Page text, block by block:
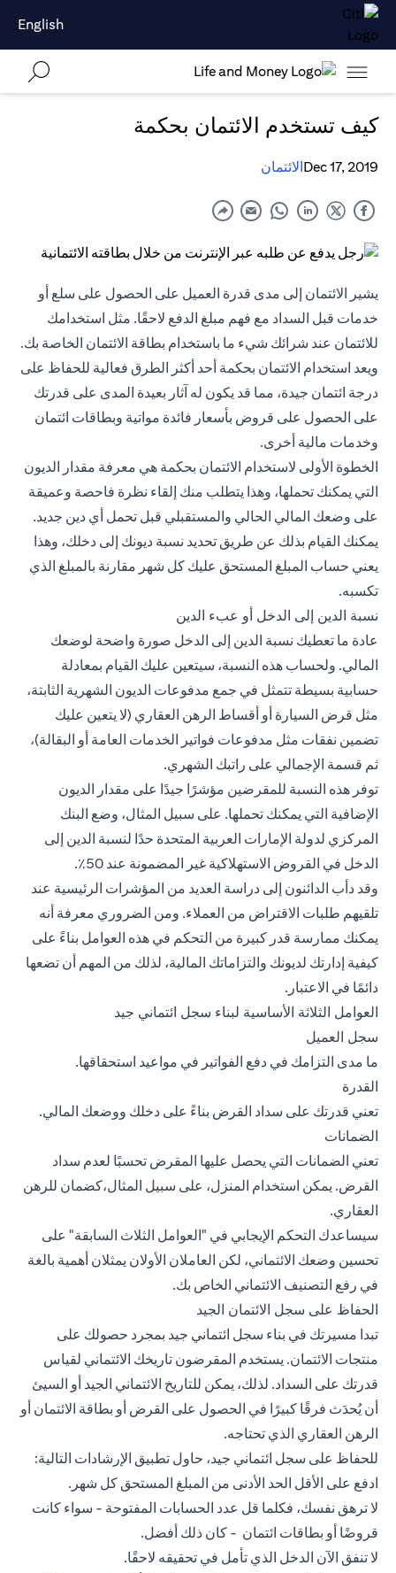
English
كيف تستخدم الائتمان بحكمة
Dec 17, 2019الائتمان
يشير الائتمان إلى مدى قدرة العميل على الحصول على سلع أو
خدمات قبل السداد مع فهم مبلغ الدفع لاحقًا. مثل استخدامك
للائتمان عند شرائك شيء ما باستخدام بطاقة الائتمان الخاصة بك.
ويعد استخدام الائتمان بحكمة أحد أكثر الطرق فعالية للحفاظ على
درجة ائتمان جيدة، مما قد يكون له آثار بعيدة المدى على قدرتك
على الحصول على قروض بأسعار فائدة مواتية وبطاقات ائتمان
وخدمات مالية أخرى.
الخطوة الأولى لاستخدام الائتمان بحكمة هي معرفة مقدار الديون
التي يمكنك تحملها، وهذا يتطلب منك إلقاء نظرة فاحصة وعميقة
على وضعك المالي الحالي والمستقبلي قبل تحمل أي دين جديد.
يمكنك القيام بذلك عن طريق تحديد نسبة ديونك إلى دخلك، وهذا
يعني حساب المبلغ المستحق عليك كل شهر مقارنة بالمبلغ الذي
تكسبه.
نسبة الدين إلى الدخل أو عبء الدين
عادة ما تعطيك نسبة الدين إلى الدخل صورة واضحة لوضعك
المالي. ولحساب هذه النسبة، سيتعين عليك القيام بمعادلة
حسابية بسيطة تتمثل في جمع مدفوعات الديون الشهرية الثابتة،
مثل قرض السيارة أو أقساط الرهن العقاري (لا يتعين عليك
تضمين نفقات مثل مدفوعات فواتير الخدمات العامة أو البقالة)،
ثم قسمة الإجمالي على راتبك الشهري.
توفر هذه النسبة للمقرضين مؤشرًا جيدًا على مقدار الديون
الإضافية التي يمكنك تحملها. على سبيل المثال، وضع البنك
المركزي لدولة الإمارات العربية المتحدة حدًا لنسبة الدين إلى
الدخل في القروض الاستهلاكية غير المضمونة عند 50٪.
وقد دأب الدائنون إلى دراسة العديد من المؤشرات الرئيسية عند
تلقيهم طلبات الاقتراض من العملاء. ومن الضروري معرفة أنه
يمكنك ممارسة قدر كبيرة من التحكم في هذه العوامل بناءً على
كيفية إدارتك لديونك والتزاماتك المالية، لذلك من المهم أن تضعها
دائمًا في الاعتبار.
العوامل الثلاثة الأساسية لبناء سجل ائتماني جيد
سجل العميل
ما مدى التزامك في دفع الفواتير في مواعيد استحقاقها.
القدرة
تعني قدرتك على سداد القرض بناءً على دخلك ووضعك المالي.
الضمانات
تعني الضمانات التي يحصل عليها المقرض تحسبًا لعدم سداد
القرض. يمكن استخدام المنزل، على سبيل المثال،كضمان للرهن
العقاري.
سيساعدك التحكم الإيجابي في "العوامل الثلاث السابقة" على
تحسين وضعك الائتماني، لكن العاملان الأولان يمثلان أهمية بالغة
في رفع التصنيف الائتماني الخاص بك.
الحفاظ على سجل الائتمان الجيد
تبدا مسيرتك في بناء سجل ائتماني جيد بمجرد حصولك على
منتجات الائتمان. يستخدم المقرضون تاريخك الائتماني لقياس
قدرتك على السداد. لذلك، يمكن للتاريخ الائتماني الجيد أو السيئ
أن يُحدَث فرقًا كبيرًا في الحصول على القرض أو بطاقة الائتمان أو
الرهن العقاري الذي تحتاجه.
للحفاظ على سجل ائتماني جيد، حاول تطبيق الإرشادات التالية:
ادفع على الأقل الحد الأدنى من المبلغ المستحق كل شهر.
لا ترهق نفسك، فكلما قل عدد الحسابات المفتوحة - سواء كانت
قروضًا أو بطاقات ائتمان - كان ذلك أفضل.
لا تنفق الآن الدخل الذي تأمل في تحقيقه لاحقًا.